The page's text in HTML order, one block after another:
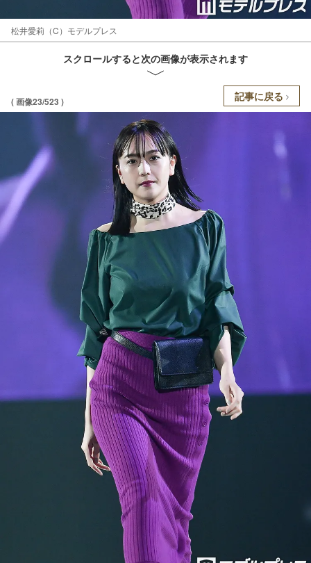
松井愛莉（C）モデルプレス
スクロールすると次の画像が表示されます
( 画像23/523 ) 記事に戻る